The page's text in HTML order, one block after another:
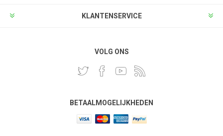
KLANTENSERVICE
VOLG ONS
BETAALMOGELIJKHEDEN